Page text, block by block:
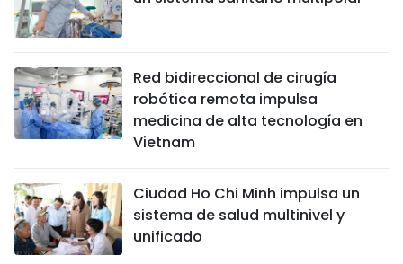
Red bidireccional de cirugía
robótica remota impulsa
medicina de alta tecnología en
Vietnam
Ciudad Ho Chi Minh impulsa un
sistema de salud multinivel y
unificado